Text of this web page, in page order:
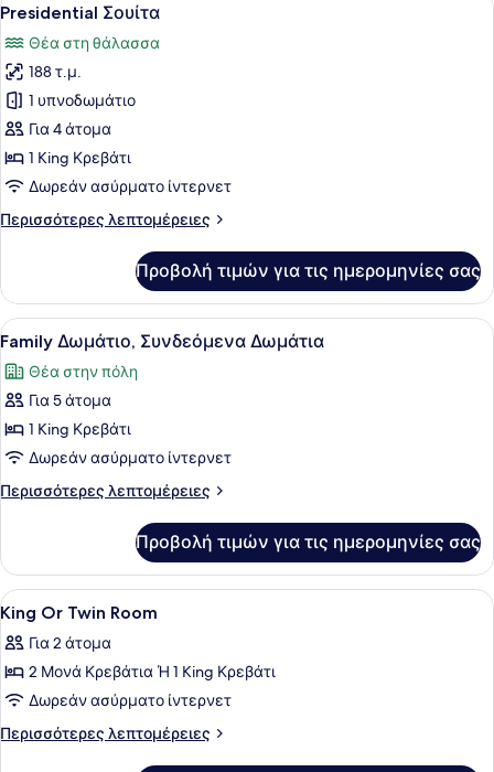
όλων
των
φωτογραφιών
για
Presidential
Σουίτα
8
Presidential Σουίτα
Θέα στη θάλασσα
188 τ.μ.
1 υπνοδωμάτιο
Για 4 άτομα
1 King Κρεβάτι
Δωρεάν ασύρματο ίντερνετ
Περισσότερες λεπτομέρειες
Περισσότερες
Σουίτα
Προβολή τιμών για τις ημερομηνίες σας
Προβολή
όλων
των
φωτογραφιών
για
Family
Δωμάτιο,
Συνδεόμενα
Ένα δωμάτιο ξενοδοχείου με
10
Family Δωμάτιο, Συνδεόμενα Δωμάτια
Θέα στην πόλη
Για 5 άτομα
1 King Κρεβάτι
Δωρεάν ασύρματο ίντερνετ
Περισσότερες λεπτομέρειες
Περισσότερες
Δωμάτιο,
Συνδεόμενα
Δωμάτια
Προβολή τιμών για τις ημερομηνίες σας
Προβολή
όλων
των
φωτογραφιών
για
King
Κλινοσκεπάσματα υψηλής
5
King Or Twin Room
Για 2 άτομα
2 Μονά Κρεβάτια Ή 1 King Κρεβάτι
Δωρεάν ασύρματο ίντερνετ
Περισσότερες λεπτομέρειες
Περισσότερες